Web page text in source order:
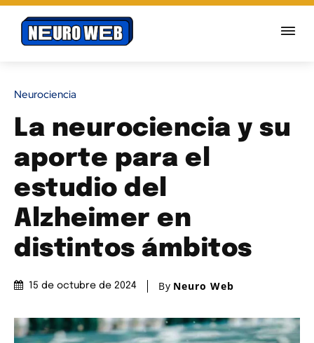
Neurociencia
La neurociencia y su
aporte para el
estudio del
Alzheimer en
distintos ámbitos
15 de octubre de 2024 By Neuro Web